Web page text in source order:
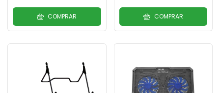
COMPRAR COMPRAR